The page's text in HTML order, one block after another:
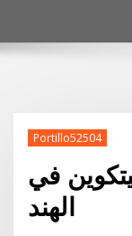
Portillo52504
في
الهند